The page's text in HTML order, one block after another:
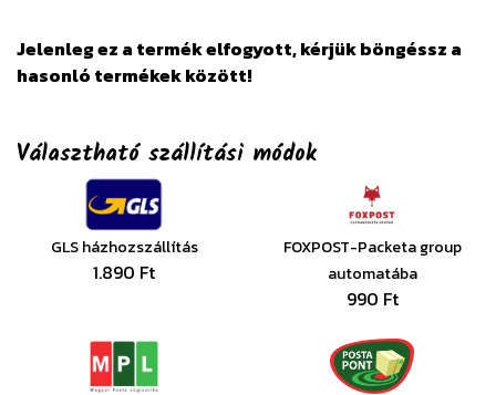
Jelenleg ez a termék elfogyott, kérjük böngéssz a
hasonló termékek között!
Választható szállítási módok
GLS házhozszállítás
1.890 Ft
FOXPOST-Packeta group
automatába
990 Ft